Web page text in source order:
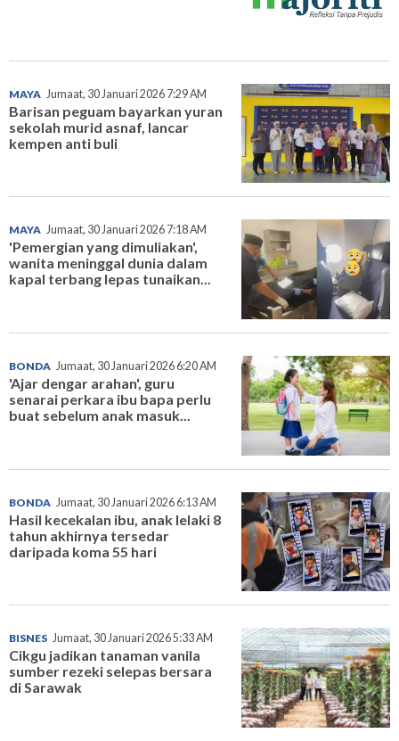
MAYA Jumaat, 30 Januari 2026 7:29 AM
Barisan peguam bayarkan yuran
sekolah murid asnaf, lancar
kempen anti buli
MAYA Jumaat, 30 Januari 2026 7:18 AM
'Pemergian yang dimuliakan',
wanita meninggal dunia dalam
kapal terbang lepas tunaikan...
BONDA Jumaat, 30 Januari 2026 6:20 AM
'Ajar dengar arahan', guru
senarai perkara ibu bapa perlu
buat sebelum anak masuk...
BONDA Jumaat, 30 Januari 2026 6:13 AM
Hasil kecekalan ibu, anak lelaki 8
tahun akhirnya tersedar
daripada koma 55 hari
BISNES Jumaat, 30 Januari 2026 5:33 AM
Cikgu jadikan tanaman vanila
sumber rezeki selepas bersara
di Sarawak